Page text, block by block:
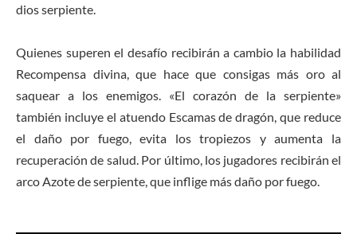
dios serpiente.
Quienes superen el desafío recibirán a cambio la habilidad
Recompensa divina, que hace que consigas más oro al
saquear a los enemigos. «El corazón de la serpiente»
también incluye el atuendo Escamas de dragón, que reduce
el daño por fuego, evita los tropiezos y aumenta la
recuperación de salud. Por último, los jugadores recibirán el
arco Azote de serpiente, que inflige más daño por fuego.